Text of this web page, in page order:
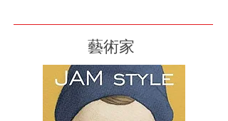
藝術家